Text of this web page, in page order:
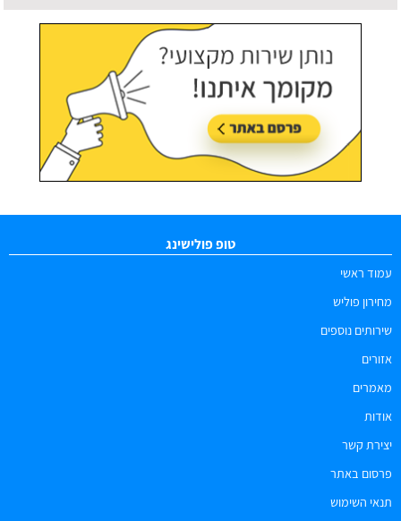
עודכן לאחרונה:16/07/2026, בשעה 10:36
טופ פולישינג
עמוד ראשי
מחירון פוליש
שירותים נוספים
אזורים
מאמרים
אודות
יצירת קשר
פרסום באתר
תנאי השימוש